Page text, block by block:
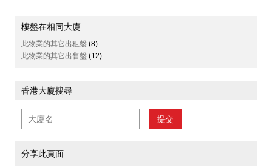
樓盤在相同大廈
此物業的其它出租盤 (8)
此物業的其它出售盤 (12)
香港大廈搜尋
提交
分享此頁面